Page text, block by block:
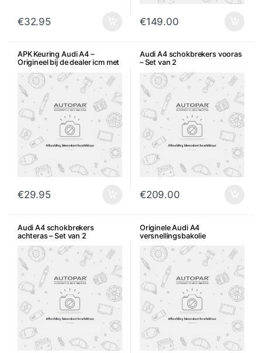
€32.95 €149.00
APK Keuring Audi A4 –
Origineel bij de dealer icm met
onderhoud
€29.95
Audi A4 schokbrekers vooras
– Set van 2
€209.00
Audi A4 schokbrekers
achteras – Set van 2
Originele Audi A4
versnellingsbakolie